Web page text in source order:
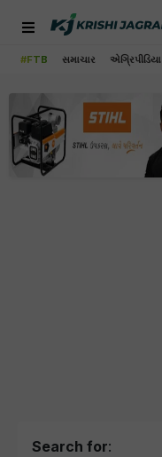
#FTB સમાચાર એગ્રિપીડિયા
Search for: